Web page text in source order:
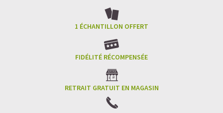
1 ÉCHANTILLON OFFERT
FIDÉLITÉ RÉCOMPENSÉE
RETRAIT GRATUIT EN MAGASIN